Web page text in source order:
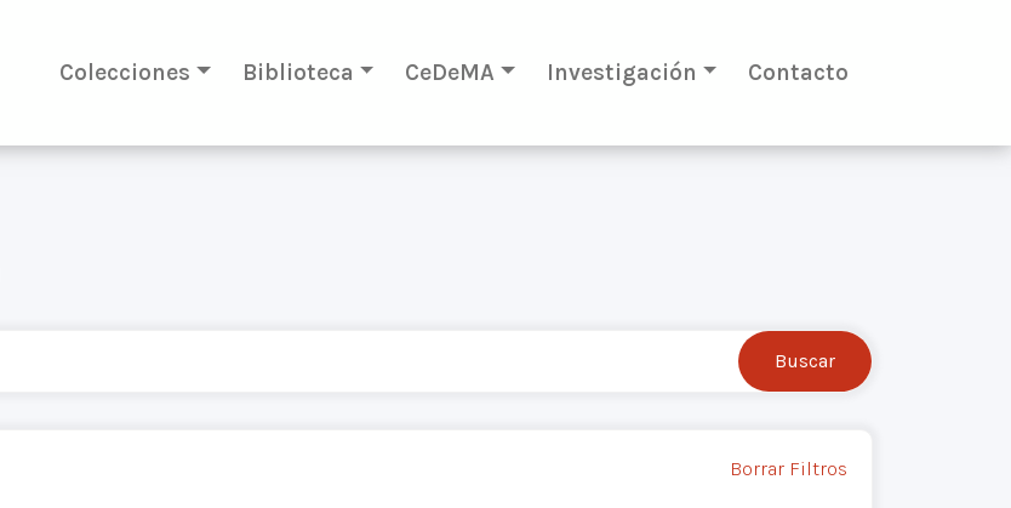
Colecciones Biblioteca CeDeMA Investigación Contacto
Borrar Filtros